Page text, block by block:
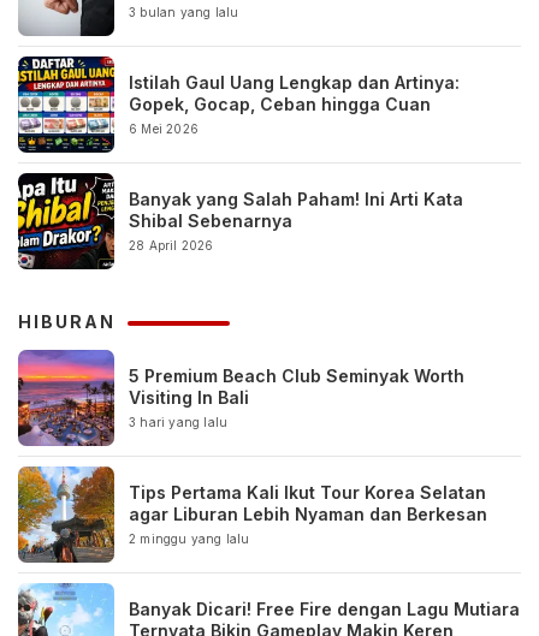
3 bulan yang lalu
Istilah Gaul Uang Lengkap dan Artinya:
Gopek, Gocap, Ceban hingga Cuan
6 Mei 2026
Banyak yang Salah Paham! Ini Arti Kata
Shibal Sebenarnya
28 April 2026
HIBURAN
5 Premium Beach Club Seminyak Worth
Visiting In Bali
3 hari yang lalu
Tips Pertama Kali Ikut Tour Korea Selatan
agar Liburan Lebih Nyaman dan Berkesan
2 minggu yang lalu
Banyak Dicari! Free Fire dengan Lagu Mutiara
Ternyata Bikin Gameplay Makin Keren